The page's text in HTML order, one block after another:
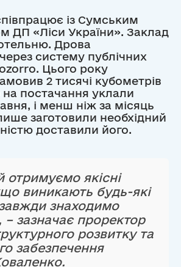
із Сумським
ДП «Ліси України». Заклад
Дрова
систему публічних
Цього року
2 тисячі кубометрів
на постачання уклали
і менш ніж за місяць
заготовили необхідний
доставили його.
отримуємо якісні
виникають будь-які
знаходимо
– зазначає проректор
розвитку та
забезпечення